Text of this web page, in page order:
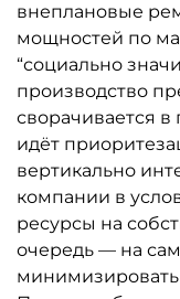
внеплановые
мощностей по
“социально
производство
сворачивается
идёт
вертикально
компании в
ресурсы на
очередь — на